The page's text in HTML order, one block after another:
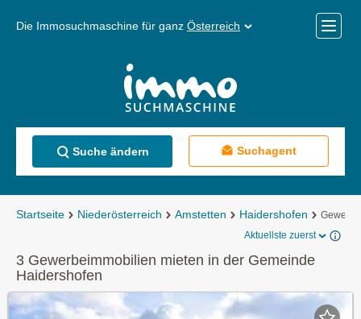
Die Immosuchmaschine für ganz Österreich
Menü
Suche ändern Suchagent
Startseite Niederösterreich Amstetten Haidershofen
Aktuellste zuerst
3 Gewerbeimmobilien mieten in der Gemeinde
Haidershofen